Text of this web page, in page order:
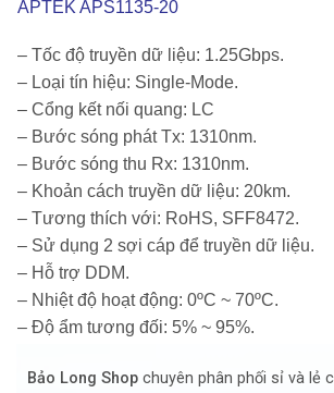
APTEK APS1135-20
– Tốc độ truyền dữ liệu: 1.25Gbps.
– Loại tín hiệu: Single-Mode.
– Cổng kết nối quang: LC
– Bước sóng phát Tx: 1310nm.
– Bước sóng thu Rx: 1310nm.
– Khoản cách truyền dữ liệu: 20km.
– Tương thích với: RoHS, SFF8472.
– Sử dụng 2 sợi cáp để truyền dữ liệu.
– Hỗ trợ DDM.
– Nhiệt độ hoạt động: 0ºC ~ 70ºC.
– Độ ẩm tương đối: 5% ~ 95%.
Bảo Long Shop chuyên phân phối sỉ và lẻ